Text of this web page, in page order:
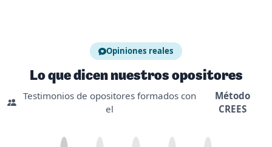
Opiniones reales
Lo que dicen nuestros opositores
Testimonios de opositores formados con
el
Método
CREES